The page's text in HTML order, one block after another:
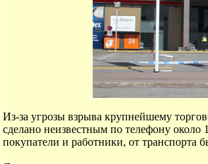
Из-за угрозы взрыва крупнейшему
сделано неизвестным по телефону около
покупатели и работники, от транспорта